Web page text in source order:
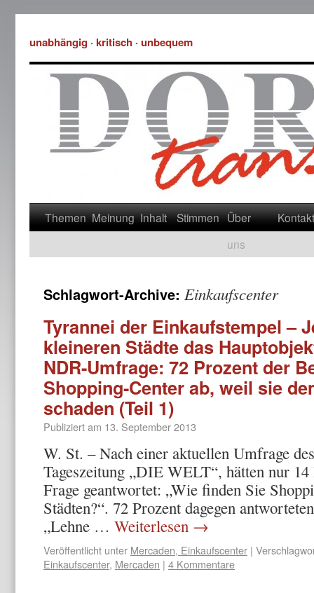
unabhängig · kritisch · unbequem
Themen Meinung Inhalt Stimmen Über
uns
Kontakt
Schlagwort-Archive: Einkaufscenter
Tyrannei der Einkaufstempel –
kleineren Städte das
NDR-Umfrage: 72 Prozent der
Shopping-Center ab, weil sie
schaden (Teil 1)
Publiziert am 13. September 2013
W. St. – Nach einer aktuellen Umfrage
Tageszeitung „DIE WELT“, hätten nur
Frage geantwortet: „Wie finden Sie
Städten?“. 72 Prozent dagegen
„Lehne … Weiterlesen →
Veröffentlicht unter Mercaden, Einkaufscenter |
Einkaufscenter, Mercaden | 4 Kommentare